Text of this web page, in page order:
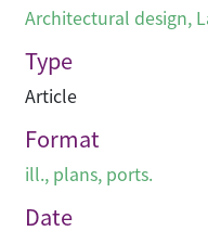
Architectural design,
Type
Article
Format
ill., plans, ports.
Date